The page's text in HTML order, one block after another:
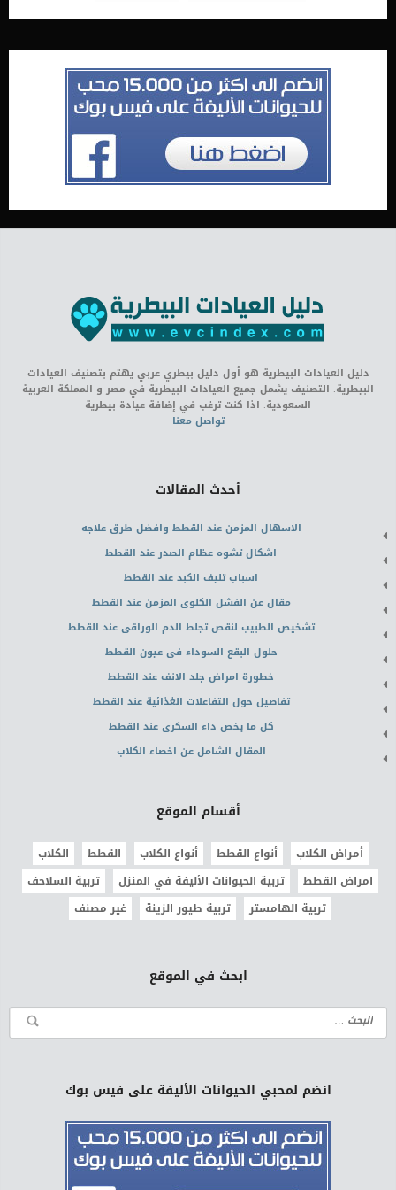
دليل العيادات البيطرية هو أول دليل بيطري عربي يهتم بتصنيف العيادات
البيطرية. التصنيف يشمل جميع العيادات البيطرية في مصر و المملكة العربية
السعودية. اذا كنت ترغب في إضافة عيادة بيطرية
تواصل معنا
أحدث المقالات
الاسهال المزمن عند القطط وافضل طرق علاجه
اشكال تشوه عظام الصدر عند القطط
اسباب تليف الكبد عند القطط
مقال عن الفشل الكلوى المزمن عند القطط
تشخيص الطبيب لنقص تجلط الدم الوراقى عند القطط
حلول البقع السوداء فى عيون القطط
خطورة امراض جلد الانف عند القطط
تفاصيل حول التفاعلات الغذائية عند القطط
كل ما يخص داء السكرى عند القطط
المقال الشامل عن اخصاء الكلاب
أقسام الموقع
أمراض الكلاب أنواع القطط أنواع الكلاب القطط
الكلاب
امراض القطط
تربية الحيوانات الأليفة في المنزل
تربية السلاحف
تربية الهامستر
تربية طيور الزينة غير مصنف
ابحث في الموقع
انضم لمحبي الحيوانات الأليفة على فيس بوك